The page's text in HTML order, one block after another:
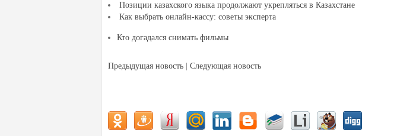
Позиции казахского языка продолжают укрепляться в Казахстане
Как выбрать онлайн-кассу: советы эксперта
Кто догадался снимать фильмы
Предыдущая новость Следующая новость